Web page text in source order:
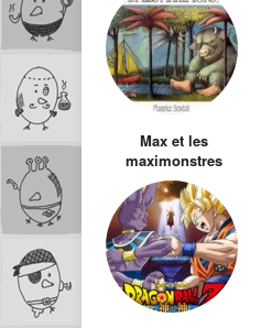
Aliens
Max et les
maximonstres